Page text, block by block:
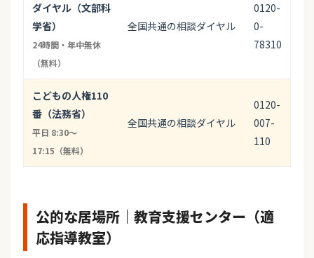
ダイヤル（文部科
学省）
24時間・年中無休
（無料）
全国共通の相談ダイヤル
0120-
0-
78310
こどもの人権110
番（法務省）
平日 8:30〜
17:15（無料）
全国共通の相談ダイヤル
0120-
007-
110
公的な居場所｜教育支援センター（適
応指導教室）